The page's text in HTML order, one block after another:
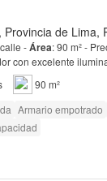
Provincia de Lima,
-Área: 90 m² -
- La Rambla…
90 m²
Armario empotrado